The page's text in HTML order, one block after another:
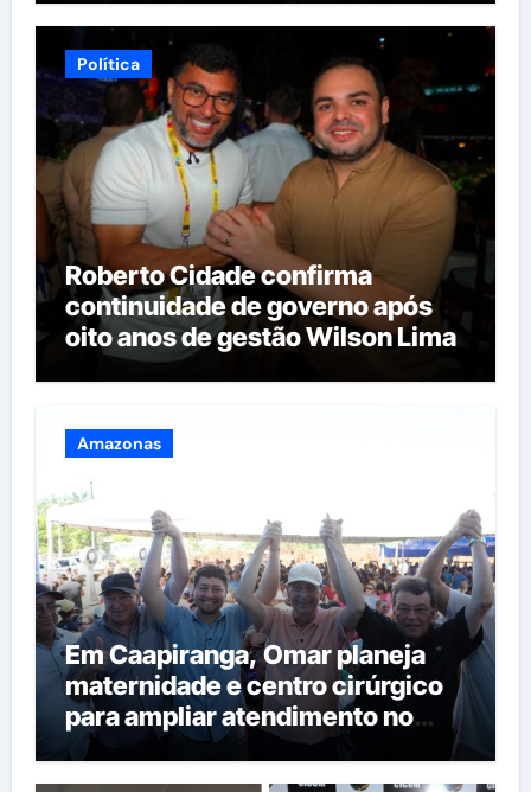
estado
Política
Roberto Cidade confirma
continuidade de governo após
oito anos de gestão Wilson Lima
Amazonas
Em Caapiranga, Omar planeja
maternidade e centro cirúrgico
para ampliar atendimento no
interior